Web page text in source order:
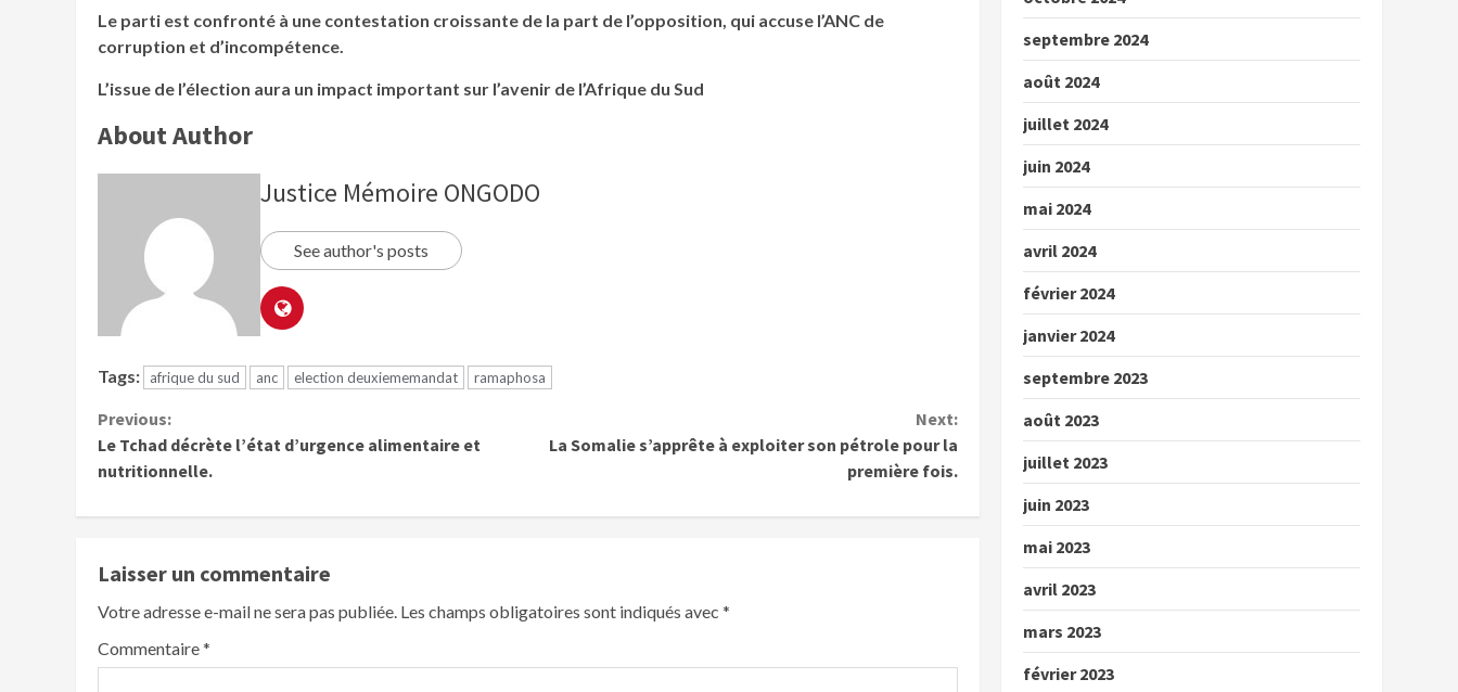
Le parti est confronté à une contestation croissante de la part de l’opposition, qui accuse l’ANC de
corruption et d’incompétence.
L’issue de l’élection aura un impact important sur l’avenir de l’Afrique du Sud
About Author
Justice Mémoire ONGODO
See author's posts
Tags: afrique du sud anc election deuxiememandat ramaphosa
Previous:
Le Tchad décrète l’état d’urgence alimentaire et
nutritionnelle.
Next:
La Somalie s’apprête à exploiter son pétrole pour la
première fois.
Laisser un commentaire
Votre adresse e-mail ne sera pas publiée. Les champs obligatoires sont indiqués avec *
Commentaire*
septembre 2024
août 2024
juillet 2024
juin 2024
mai 2024
avril 2024
février 2024
janvier 2024
septembre 2023
août 2023
juillet 2023
juin 2023
mai 2023
avril 2023
mars 2023
février 2023